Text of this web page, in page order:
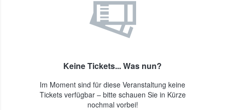
Keine Tickets... Was nun?
Im Moment sind für diese Veranstaltung keine
Tickets verfügbar – bitte schauen Sie in Kürze
nochmal vorbei!